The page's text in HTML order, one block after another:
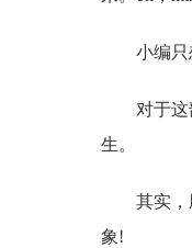
小编只
对于
生。
其实
象!